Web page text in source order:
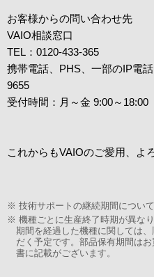
お客様からの問い合わせ先
VAIO相談窓口
TEL：0120-433-365
携帯電話、PHS、一部のIP電
9655
受付時間：月～金 9:00～
これからもVAIOのご愛用、よ
※ 技術サポートの継続期間につい
※ 機種ごとに生産終了時期が異な
期間を経過した機種に関しては
だく予定です。部品保有期間は
書に記載がございます。